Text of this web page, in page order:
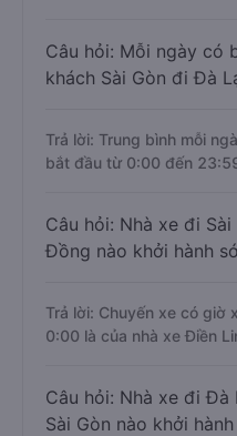
Câu hỏi: Mỗi ngày có
khách Sài Gòn đi Đà
Trả lời: Trung bình mỗi
bắt đầu từ 0:00 đến
Câu hỏi: Nhà xe đi
Đồng nào khởi hành
Trả lời: Chuyến xe có giờ
0:00 là của nhà xe Điền
Câu hỏi: Nhà xe đi
Sài Gòn nào khởi